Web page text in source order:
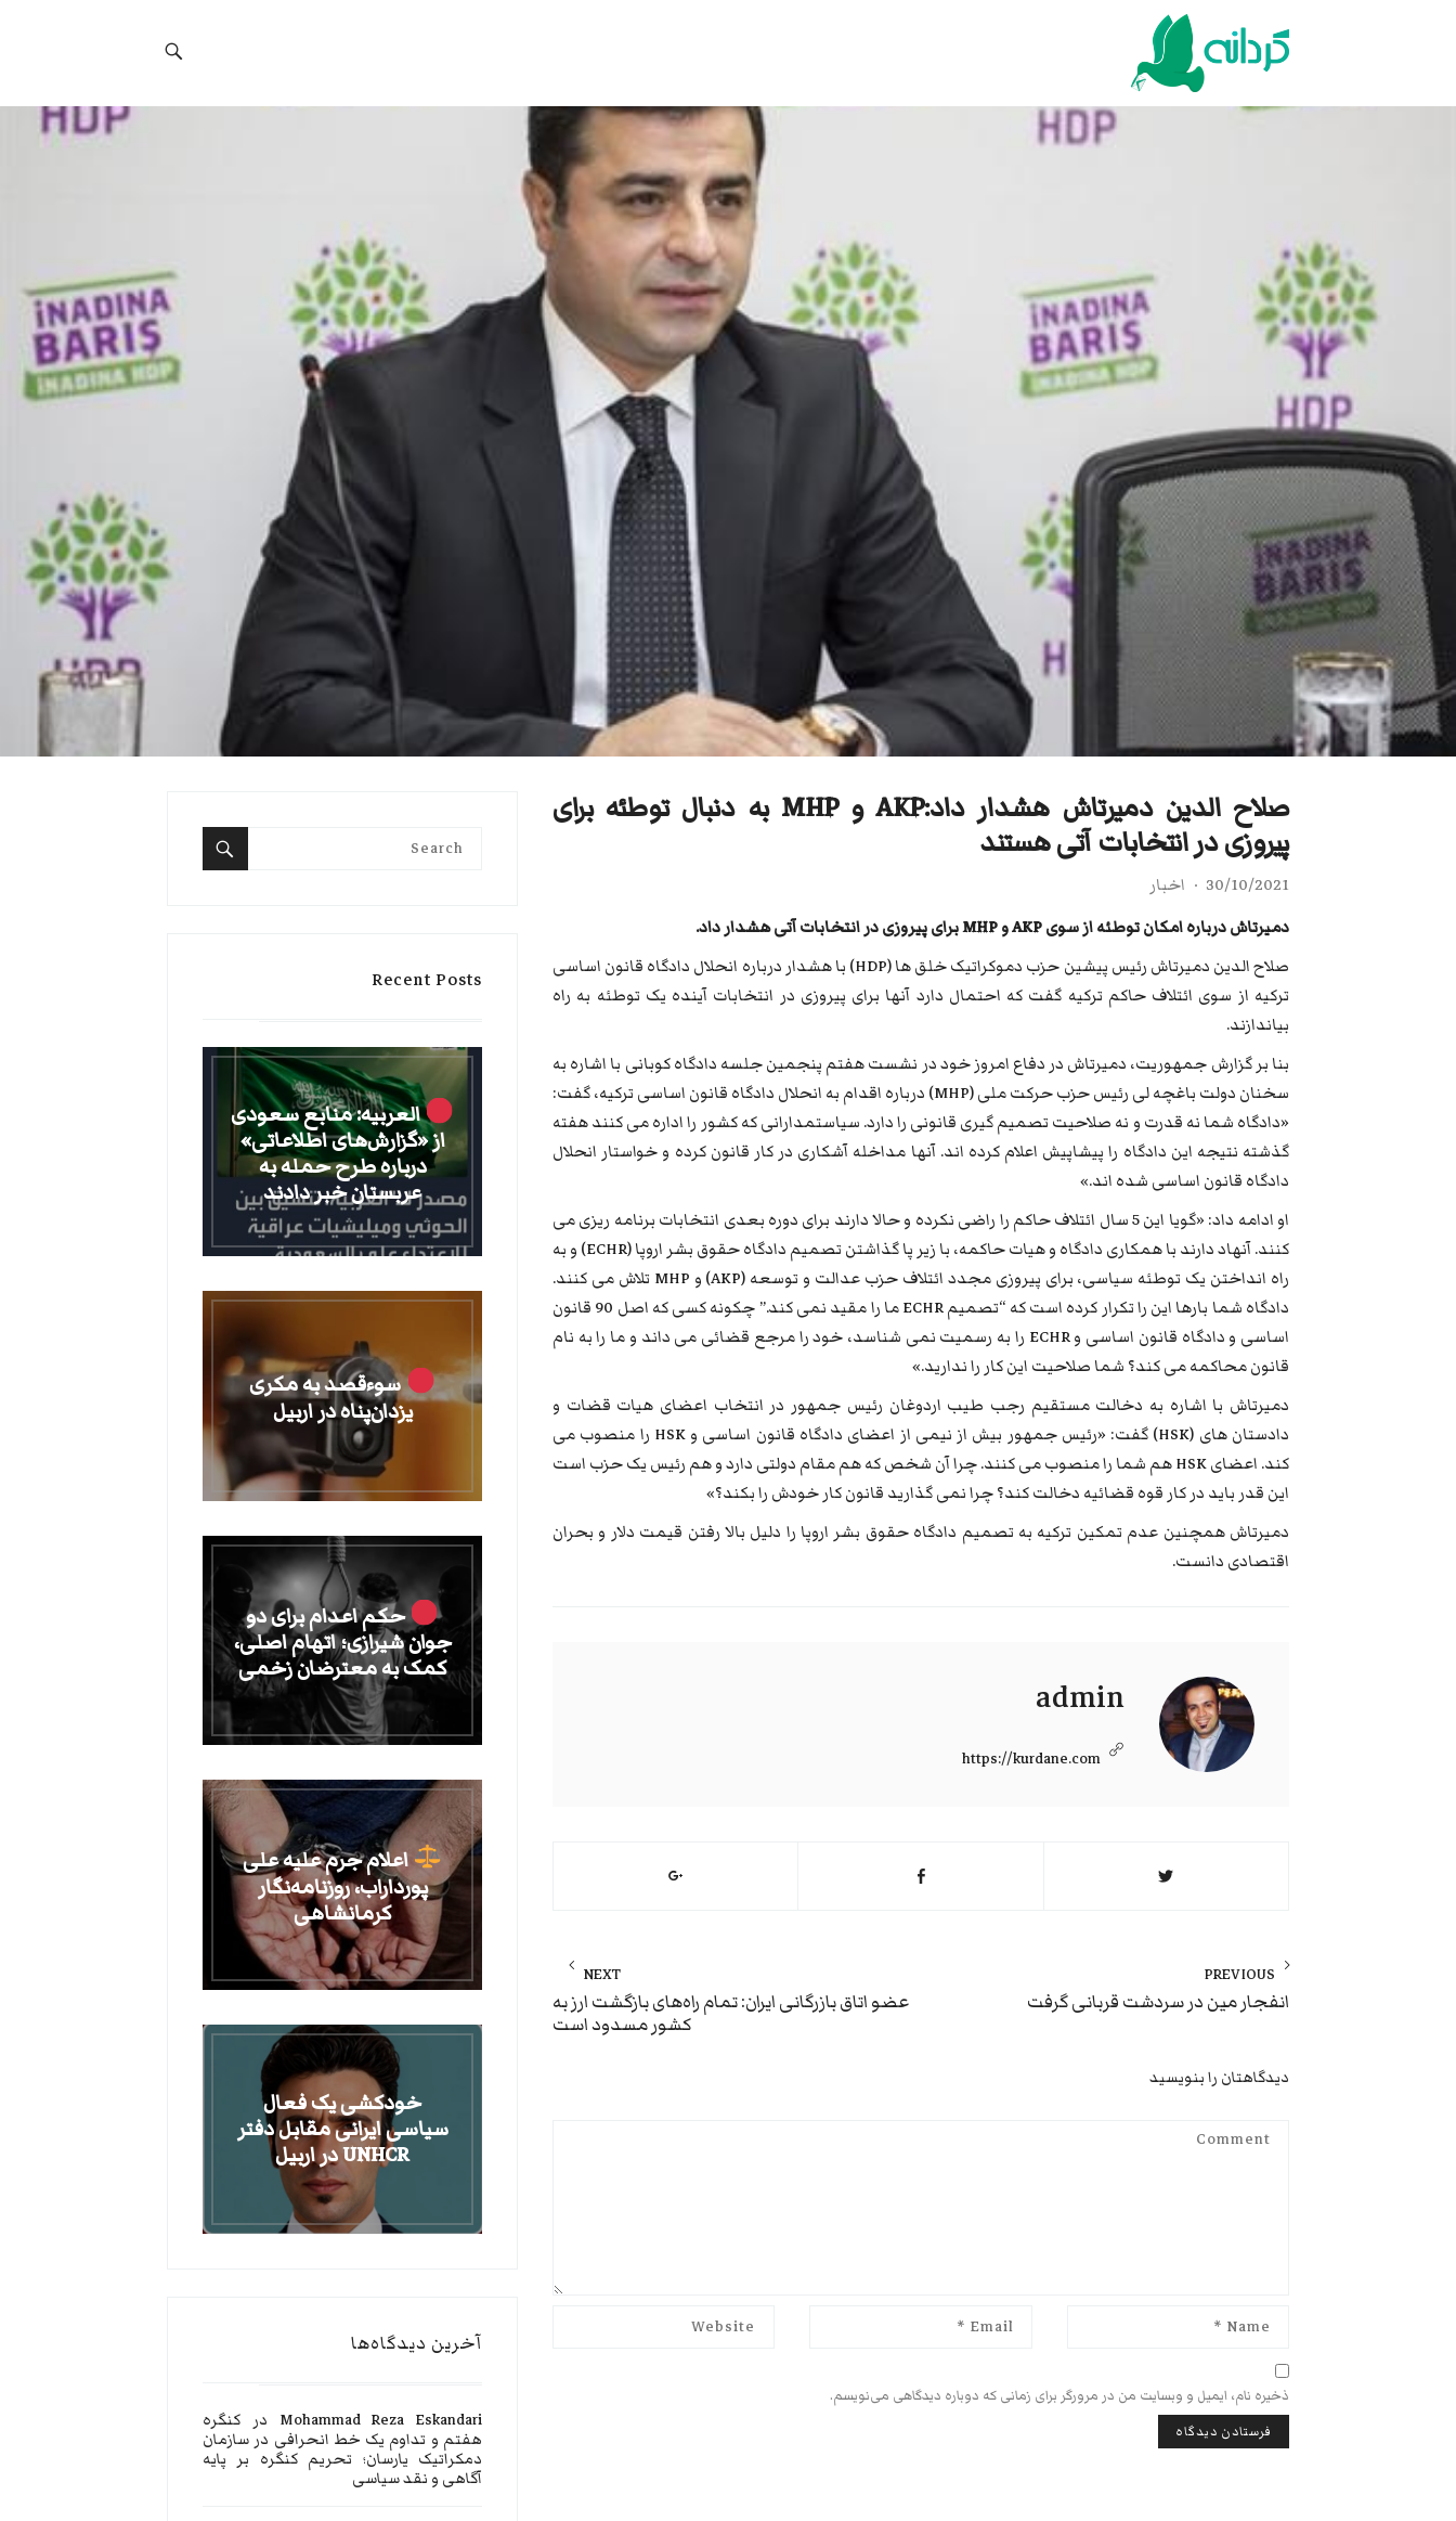
صلاح الدین دمیرتاش هشدار داد:AKP و MHP به دنبال توطئه برای
پیروزی در انتخابات آتی هستند
30/10/2021
اخبار
دمیرتاش درباره امکان توطئه از سوی AKP و MHP برای پیروزی در انتخابات آتی هشدار داد.
صلاح الدین دمیرتاش رئیس پیشین حزب دموکراتیک خلق ها (HDP) با هشدار درباره انحلال دادگاه قانون اساسی
ترکیه از سوی ائتلاف حاکم ترکیه گفت که احتمال دارد آنها برای پیروزی در انتخابات آینده یک توطئه به راه
بیاندازند.
بنا بر گزارش جمهوریت، دمیرتاش در دفاع امروز خود در نشست هفتم پنجمین جلسه دادگاه کوبانی با اشاره به
سخنان دولت باغچه لی رئیس حزب حرکت ملی (MHP) درباره اقدام به انحلال دادگاه قانون اساسی ترکیه، گفت:
«دادگاه شما نه قدرت و نه صلاحیت تصمیم گیری قانونی را دارد. سیاستمدارانی که کشور را اداره می کنند هفته
گذشته نتیجه این دادگاه را پیشاپیش اعلام کرده اند. آنها مداخله آشکاری در کار قانون کرده و خواستار انحلال
دادگاه قانون اساسی شده اند.»
او ادامه داد: «گویا این 5 سال ائتلاف حاکم را راضی نکرده و حالا دارند برای دوره بعدی انتخابات برنامه ریزی می
کنند. آنهاد دارند با همکاری دادگاه و هیات حاکمه، با زیر پا گذاشتن تصمیم دادگاه حقوق بشر اروپا (ECHR) و به
راه انداختن یک توطئه سیاسی، برای پیروزی مجدد ائتلاف حزب عدالت و توسعه (AKP) و MHP تلاش می کنند.
دادگاه شما بارها این را تکرار کرده است که “تصمیم ECHR ما را مقید نمی کند.” چکونه کسی که اصل 90 قانون
اساسی و دادگاه قانون اساسی و ECHR را به رسمیت نمی شناسد، خود را مرجع قضائی می داند و ما را به نام
قانون محاکمه می کند؟ شما صلاحیت این کار را ندارید.»
دمیرتاش با اشاره به دخالت مستقیم رجب طیب اردوغان رئیس جمهور در انتخاب اعضای هیات قضات و
دادستان های (HSK) گفت: «رئیس جمهور بیش از نیمی از اعضای دادگاه قانون اساسی و HSK را منصوب می
کند. اعضای HSK هم شما را منصوب می کنند. چرا آن شخص که هم مقام دولتی دارد و هم رئیس یک حزب است
این قدر باید در کار قوه قضائیه دخالت کند؟ چرا نمی گذارید قانون کار خودش را بکند؟»
دمیرتاش همچنین عدم تمکین ترکیه به تصمیم دادگاه حقوق بشر اروپا را دلیل بالا رفتن قیمت دلار و بحران
اقتصادی دانست.
admin
https://kurdane.com
راهبری
نوشته
PREVIOUS
Previous
انفجار مین در سردشت قربانی گرفت
NEXT
عضو اتاق بازرگانی ایران: تمام راه‌های بازگشت ارز به
کشور مسدود است
دیدگاهتان را بنویسید
ذخیره نام، ایمیل و وبسایت من در مرورگر برای زمانی که دوباره دیدگاهی می‌نویسم.
Search
Recent Posts
العربیه: منابع سعودی
از «گزارش‌های اطلاعاتی»
درباره طرح حمله به
عربستان خبر دادند
سوءقصد به مکری
یزدان‌پناه در اربیل
حکم اعدام برای دو
جوان شیرازی؛ اتهام اصلی،
کمک به معترضان زخمی
اعلام جرم علیه علی
پورداراب، روزنامه‌نگار
کرمانشاهی
خودکشی یک فعال
سیاسی ایرانی مقابل دفتر
UNHCR در اربیل
آخرین دیدگاه‌ها
Mohammad Reza Eskandari در کنگره
هفتم و تداوم یک خط انحرافی در سازمان
دمکراتیک یارسان؛ تحریم کنگره بر پایه
آگاهی و نقد سیاسی